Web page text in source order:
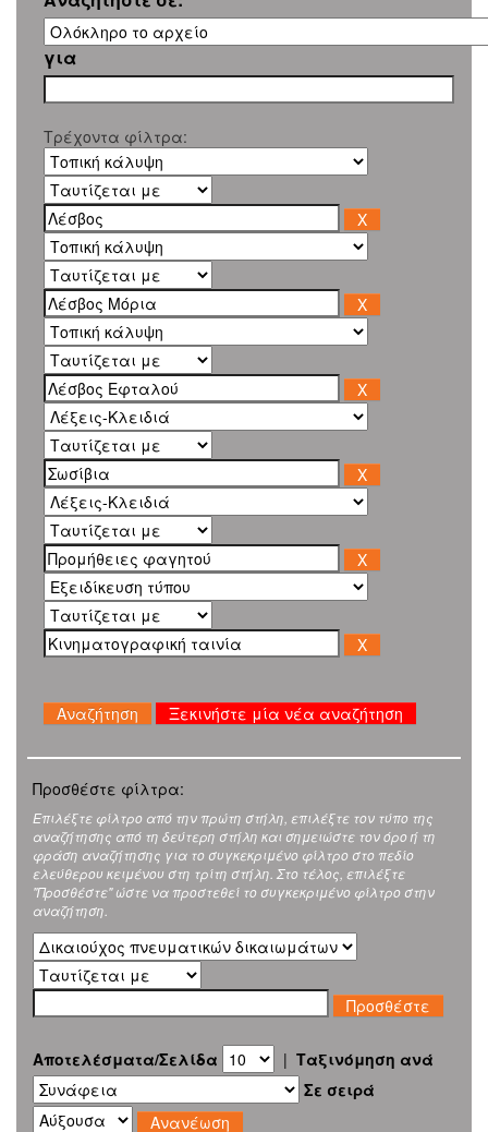
για
Τρέχοντα φίλτρα:
Ξεκινήστε μία νέα αναζήτηση
Προσθέστε φίλτρα:
Επιλέξτε φίλτρο από την πρώτη στήλη, επιλέξτε τον τύπο της
αναζήτησης από τη δεύτερη στήλη και σημειώστε τον όρο ή τη
φράση αναζήτησης για το συγκεκριμένο φίλτρο στο πεδίο
ελεύθερου κειμένου στη τρίτη στήλη. Στο τέλος, επιλέξτε
"Προσθέστε" ώστε να προστεθεί το συγκεκριμένο φίλτρο στην
αναζήτηση.
Αποτελέσματα/Σελίδα | Ταξινόμηση ανά
Σε σειρά